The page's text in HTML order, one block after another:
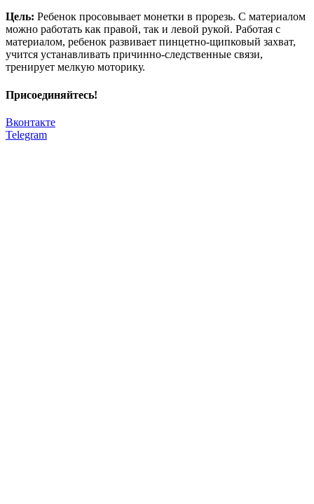
Цель: Ребенок просовывает монетки в прорезь. С материалом
можно работать как правой, так и левой рукой. Работая с
материалом, ребенок развивает пинцетно-щипковый захват,
учится устанавливать причинно-следственные связи,
тренирует мелкую моторику.
Присоединяйтесь!
Вконтакте
Telegram